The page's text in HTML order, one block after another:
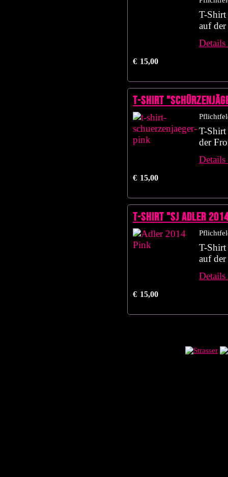
T-
auf
Details
€ 15,00
T-Shirt
T-
der
Details
€ 15,00
T-Shirt "SJ Adler
T-
auf
Details
€ 15,00